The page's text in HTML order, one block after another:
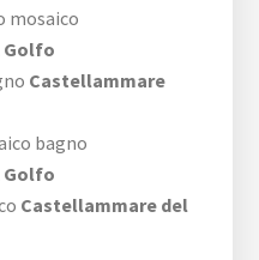
mosaico
Golfo
Castellammare
bagno
Golfo
Castellammare del